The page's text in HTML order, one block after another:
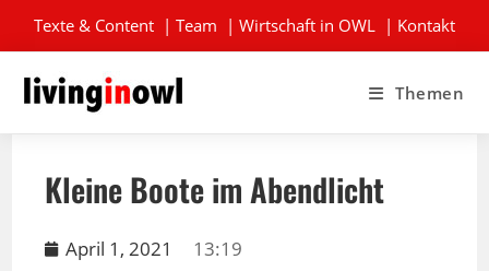
Texte & Content | Team | Wirtschaft in OWL | Kontakt
Themen
Kleine Boote im Abendlicht
April 1, 2021 13:19